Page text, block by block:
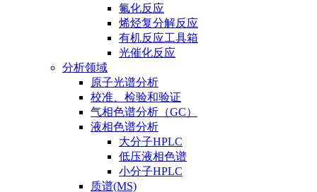
氟化反应
烯烃复分解反应
有机反应工具箱
光催化反应
分析领域
原子光谱分析
校准、检验和验证
气相色谱分析（GC）
液相色谱分析
大分子HPLC
低压液相色谱
小分子HPLC
质谱(MS)